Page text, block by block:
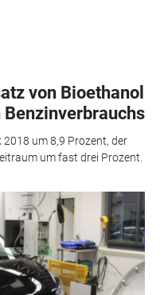
von Bioethanol
um 8,9 Prozent, der
um fast drei Prozent.